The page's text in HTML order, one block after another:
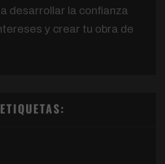
desarrollar la confianza
y crear tu obra de
ETIQUETAS: